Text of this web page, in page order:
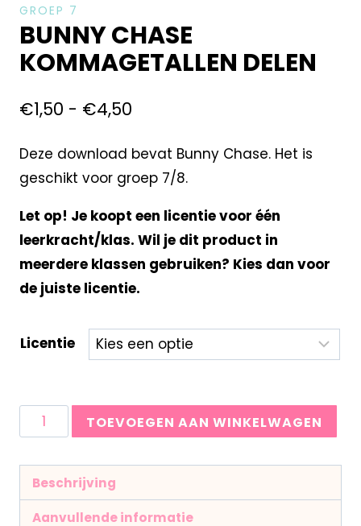
GROEP 7
BUNNY CHASE
KOMMAGETALLEN DELEN
€1,50 - €4,50
Deze download bevat Bunny Chase. Het is
geschikt voor groep 7/8.
Let op! Je koopt een licentie voor één
leerkracht/klas. Wil je dit product in
meerdere klassen gebruiken? Kies dan voor
de juiste licentie.
Licentie
TOEVOEGEN AAN WINKELWAGEN
Beschrijving
Aanvullende informatie